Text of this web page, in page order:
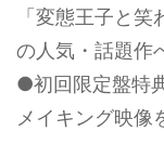
「変態王子と
の人気・話題作
●初回限定盤特典
メイキング映像